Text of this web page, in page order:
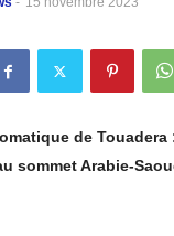
de Touadera
sommet Arabie-